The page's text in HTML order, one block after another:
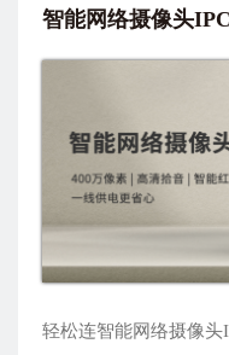
智能网络摄像头
轻松连智能网络摄像头